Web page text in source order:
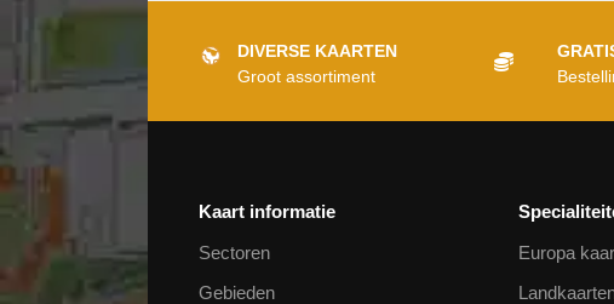
DIVERSE KAARTEN
Groot assortiment
Kaart informatie
Sectoren
Gebieden
Europa